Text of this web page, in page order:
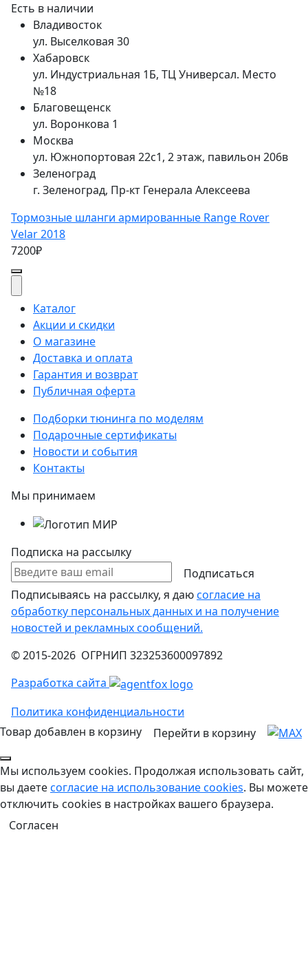
Есть в наличии
Владивосток
ул. Выселковая 30
Хабаровск
ул. Индустриальная 1Б, ТЦ Универсал. Место
№18
Благовещенск
ул. Воронкова 1
Москва
ул. Южнопортовая 22с1, 2 этаж, павильон 206в
Зеленоград
г. Зеленоград, Пр-кт Генерала Алексеева
Тормозные шланги армированные Range Rover
Velar 2018
7200₽
Каталог
Акции и скидки
О магазине
Доставка и оплата
Гарантия и возврат
Публичная оферта
Подборки тюнинга по моделям
Подарочные сертификаты
Новости и события
Контакты
Мы принимаем
Подписка на рассылку
Подписаться
Подписываясь на рассылку, я даюсогласие на
обработку персональных данных и на получение
новостей и рекламных сообщений.
© 2015-2026 ОГРНИП 323253600097892
Разработка сайта
Политика конфиденциальности
Товар добавлен в корзину
Перейти в корзину
Мы используем cookies. Продолжая использовать сайт,
вы даетесогласие на использование cookies. Вы можете
отключить cookies в настройках вашего браузера.
Согласен